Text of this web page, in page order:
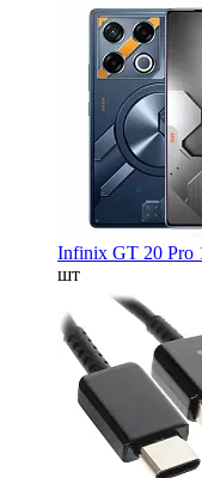
Infinix GT 20 Pro
шт